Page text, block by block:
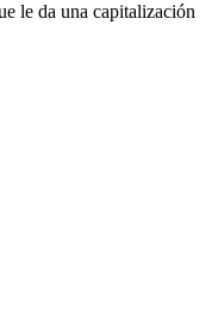
le da una capitalización